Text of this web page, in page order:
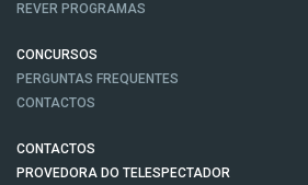
REVER PROGRAMAS
CONCURSOS
PERGUNTAS FREQUENTES
CONTACTOS
CONTACTOS
PROVEDORA DO TELESPECTADOR